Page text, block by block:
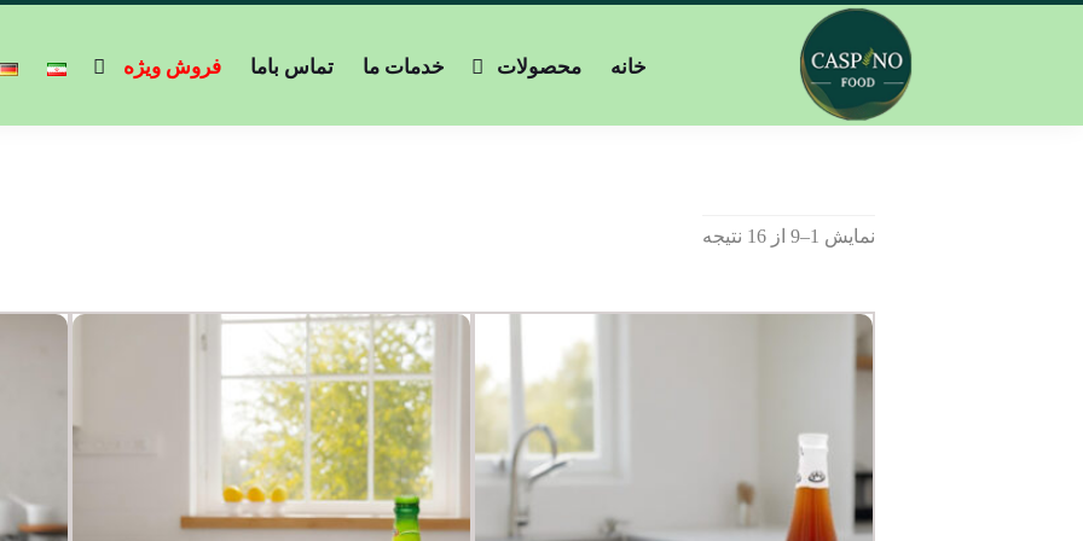
خانه محصولات خدمات ما تماس باما فروش ویژه
نمایش 1–9 از 16 نتیجه